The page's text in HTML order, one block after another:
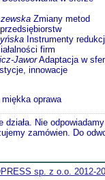
Zmiany metod
Instrumenty
firm
JaworAdaptacja w
innowacje
oprawa
działa. Nie
zamówien. Do
sp. z o.o. 2012-